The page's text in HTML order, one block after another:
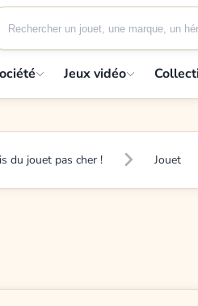
Jeux vidéo
du jouet pas cher ! Jouet